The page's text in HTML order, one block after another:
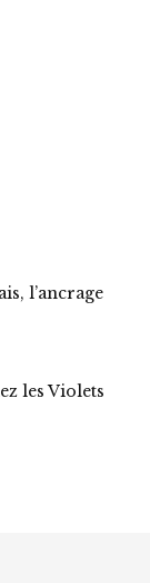
l’ancrage
les Violets